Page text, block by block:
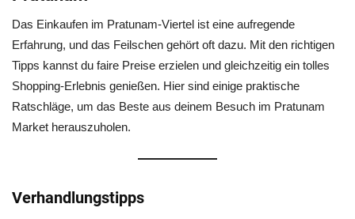
Das Einkaufen im Pratunam-Viertel ist eine aufregende
Erfahrung, und das Feilschen gehört oft dazu. Mit den richtigen
Tipps kannst du faire Preise erzielen und gleichzeitig ein tolles
Shopping-Erlebnis genießen. Hier sind einige praktische
Ratschläge, um das Beste aus deinem Besuch im Pratunam
Market herauszuholen.
Verhandlungstipps